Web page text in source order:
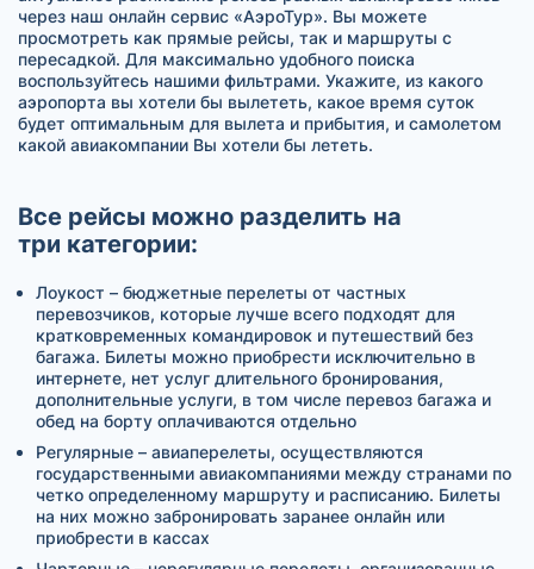
через наш онлайн сервис «АэроТур». Вы можете
просмотреть как прямые рейсы, так и маршруты с
пересадкой. Для максимально удобного поиска
воспользуйтесь нашими фильтрами. Укажите, из какого
аэропорта вы хотели бы вылететь, какое время суток
будет оптимальным для вылета и прибытия, и самолетом
какой авиакомпании Вы хотели бы лететь.
Все рейсы можно разделить на
три категории:
Лоукост – бюджетные перелеты от частных
перевозчиков, которые лучше всего подходят для
кратковременных командировок и путешествий без
багажа. Билеты можно приобрести исключительно в
интернете, нет услуг длительного бронирования,
дополнительные услуги, в том числе перевоз багажа и
обед на борту оплачиваются отдельно
Регулярные – авиаперелеты, осуществляются
государственными авиакомпаниями между странами по
четко определенному маршруту и расписанию. Билеты
на них можно забронировать заранее онлайн или
приобрести в кассах